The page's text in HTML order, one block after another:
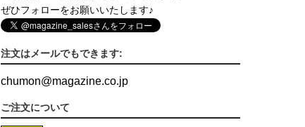
ぜひフォローをお願いいたします♪
注文はメールでもできます:
chumon@magazine.co.jp
ご注文について